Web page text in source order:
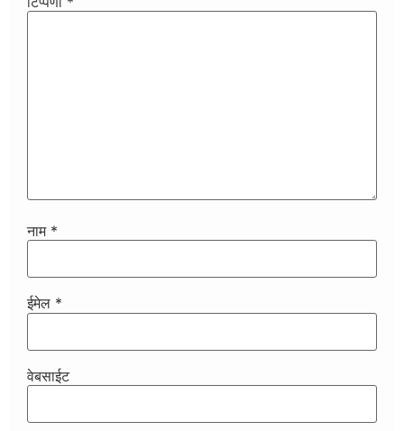
नाम *
ईमेल *
वेबसाईट